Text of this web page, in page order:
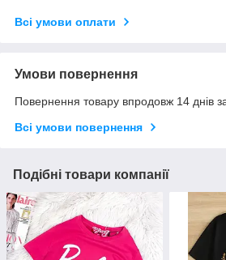
Всі умови оплати
Умови повернення
Повернення товару впродовж 14 днів
Всі умови повернення
Подібні товари компанії